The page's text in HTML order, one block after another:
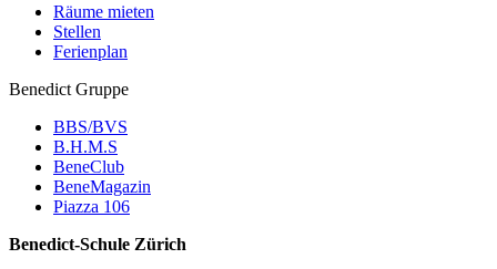
Räume mieten
Stellen
Ferienplan
Benedict Gruppe
BBS/BVS
B.H.M.S
BeneClub
BeneMagazin
Piazza 106
Benedict-Schule Zürich